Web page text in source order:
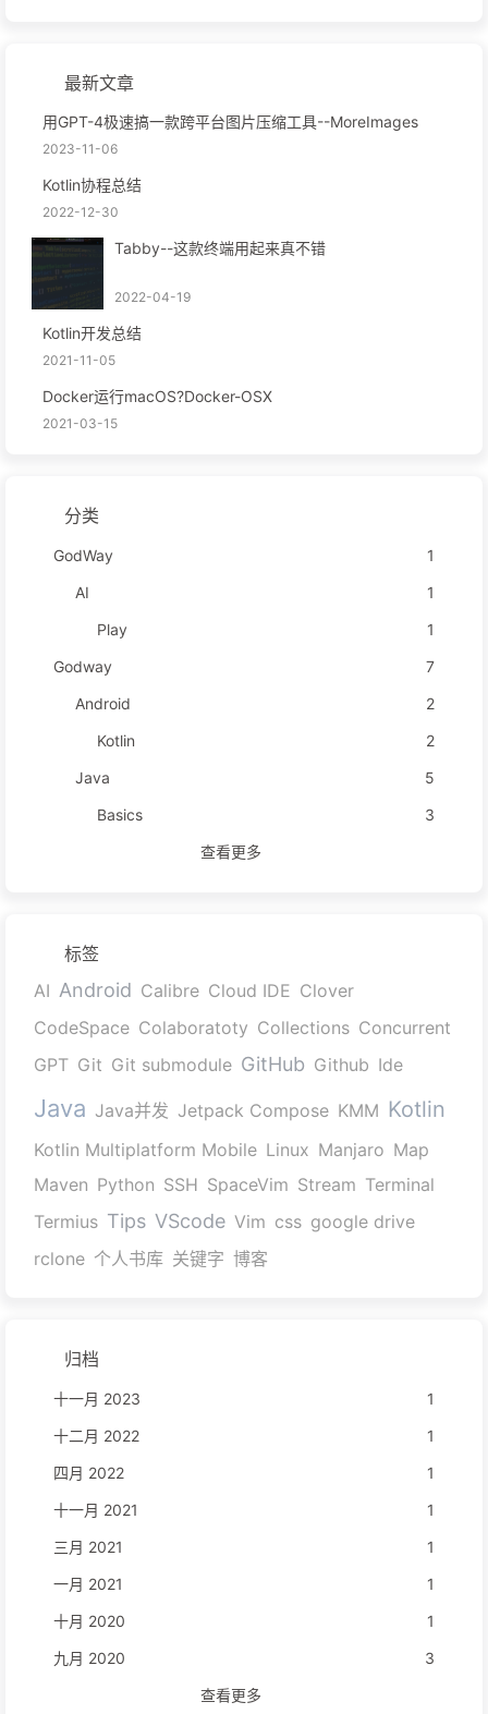
最新文章
用GPT-4极速搞一款跨平台图片压缩工具--MoreImages
2023-11-06
Kotlin协程总结
2022-12-30
Tabby--这款终端用起来真不错
2022-04-19
Kotlin开发总结
2021-11-05
Docker运行macOS?Docker-OSX
2021-03-15
分类
GodWay
1
AI
1
Play
1
Godway
7
Android
2
Kotlin
2
Java
5
Basics
3
查看更多
标签
AI Android Calibre Cloud IDE Clover
CodeSpace Colaboratoty Collections Concurrent
GPT Git Git submodule GitHub Github Ide
Java Java并发 Jetpack Compose KMM Kotlin
Kotlin Multiplatform Mobile Linux Manjaro Map
Maven Python SSH SpaceVim Stream Terminal
Termius Tips VScode Vim css google drive
rclone 个人书库 关键字 博客
归档
十一月 2023
1
十二月 2022
1
四月 2022
1
十一月 2021
1
三月 2021
1
一月 2021
1
十月 2020
1
九月 2020
3
查看更多